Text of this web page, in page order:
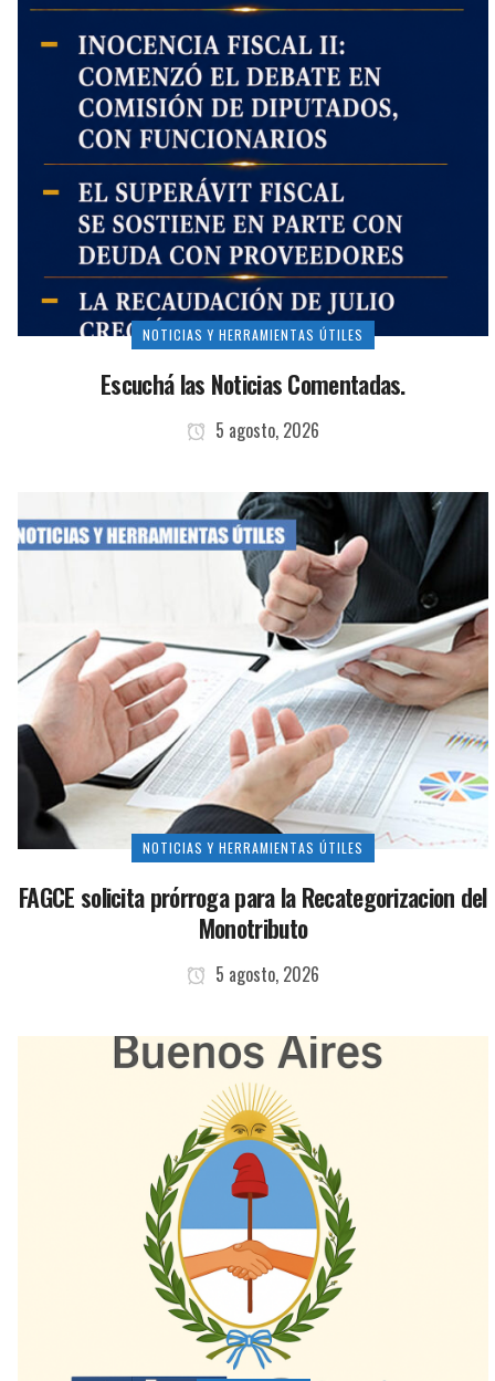
NOTICIAS Y HERRAMIENTAS ÚTILES
Escuchá las Noticias Comentadas.
5 agosto, 2026
NOTICIAS Y HERRAMIENTAS ÚTILES
FAGCE solicita prórroga para la Recategorizacion del
Monotributo
5 agosto, 2026